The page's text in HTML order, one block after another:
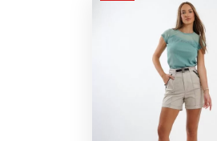
JE
BILA:
5,990.00РСД.